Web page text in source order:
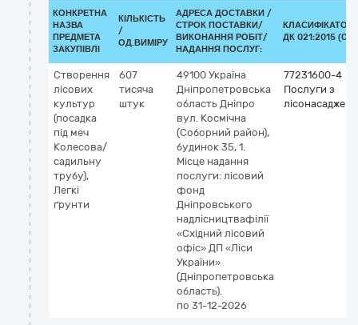
КОНКРЕТНА
НАЗВА
ПРЕДМЕТА
ЗАКУПІВЛІ
КІЛЬКІСТЬ
/
ОД.ВИМІРУ
АДРЕСА ДОСТАВКИ /
СТРОК ПОСТАВКИ/
ВИКОНАННЯ РОБІТ/
НАДАННЯ ПОСЛУГ:
КЛАСИФІКАТОР
ДК 021:2015
Створення
лісових
культур
(посадка
під меч
Колесова/
садильну
трубу),
Легкі
ґрунти
607
тисяча
штук
49100 Україна
Дніпропетровська
область Дніпро
вул. Космічна
(Соборний район),
будинок 35, 1.
Місце надання
послуги: лісовий
фонд
Дніпровського
надлісництвафілії
«Східний лісовий
офіс» ДП «Ліси
України»
(Дніпропетровська
область).
по 31-12-2026
77231600-4
Послуги з